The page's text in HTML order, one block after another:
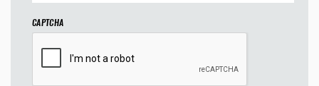
CAPTCHA